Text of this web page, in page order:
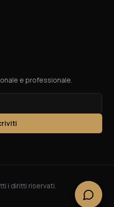
e professionale.
i diritti riservati.